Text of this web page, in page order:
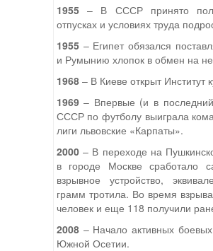
1955– В СССР принято
отпусках и условиях труда
1955– Египет обязался
и Румынию хлопок в обмен на
1968– В Киеве открыт Институт
1969– Впервые (и в
СССР по футболу выиграла
лиги львовские «Карпаты».
2000– В переходе на
в городе Москве сработало
взрывное устройство,
грамм тротила. Во время
человек и еще 118 получили
2008– Начало активных
Южной Осетии.